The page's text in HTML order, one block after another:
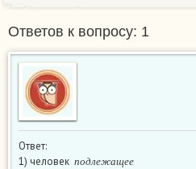
Ответов к вопросу: 1
Ответ:
1) человек
д